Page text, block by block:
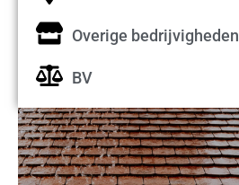
Overige bedrijvigheden
BV